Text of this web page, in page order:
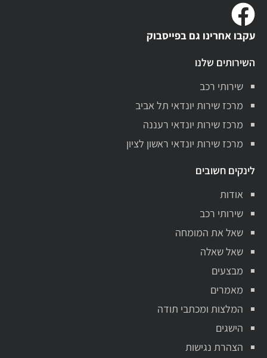
עקבו אחרינו גם בפייסבוק
השירותים שלנו
שירותי רכב
מרכז שירות יונדאי תל אביב
מרכז שירות יונדאי רעננה
מרכז שירות יונדאי ראשון לציון
לינקים חשובים
אודות
שירותי רכב
שאל את המומחה
שאל שאלה
מבצעים
מאמרים
המלצות ומכתבי תודה
הישגים
הצהרת נגישות